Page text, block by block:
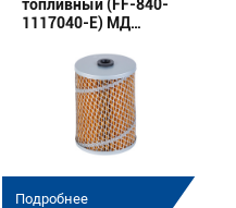
топливный (FF-840-
1117040-E) МД
Подробнее